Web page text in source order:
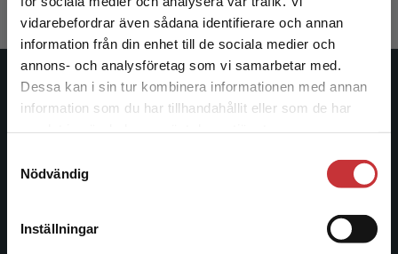
vidarebefordrar även sådana identifierare och annan
information från din enhet till de sociala medier och
annons- och analysföretag som vi samarbetar med.
Dessa kan i sin tur kombinera informationen med annan
information som du har tillhandahållit eller som de har
Nödvändig
Inställningar
Begränsad fraktregion
Det verkar som att du besöker
studentlitteratur.se via en enhet utanför Sverige.
Vi erbjuder inte leveranser utanför Sverige. För
att kunna slutföra ett köp måste
Studentlitteratur
Studentlitteratur grundades 1963 och är idag Sveriges
ledande utbildningsförlag. Med läromedel, kurslitteratur,
facklitteratur, utbildningar och digitala
längs hela kunskapsresan.